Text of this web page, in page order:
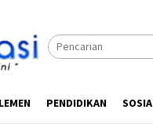
PENDIDIKAN